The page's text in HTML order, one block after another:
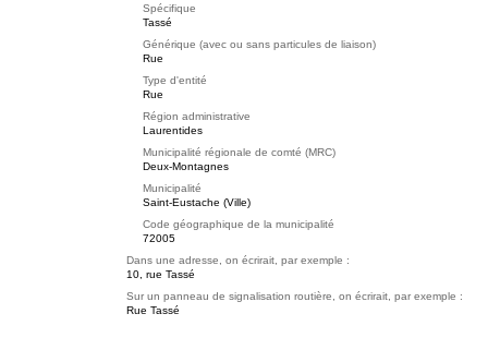
Spécifique
Tassé
Générique (avec ou sans particules de liaison)
Rue
Type d'entité
Rue
Région administrative
Laurentides
Municipalité régionale de comté (MRC)
Deux-Montagnes
Municipalité
Saint-Eustache (Ville)
Code géographique de la municipalité
72005
Dans une adresse, on écrirait, par exemple :
10, rue Tassé
Sur un panneau de signalisation routière, on écrirait, par exemple :
Rue Tassé